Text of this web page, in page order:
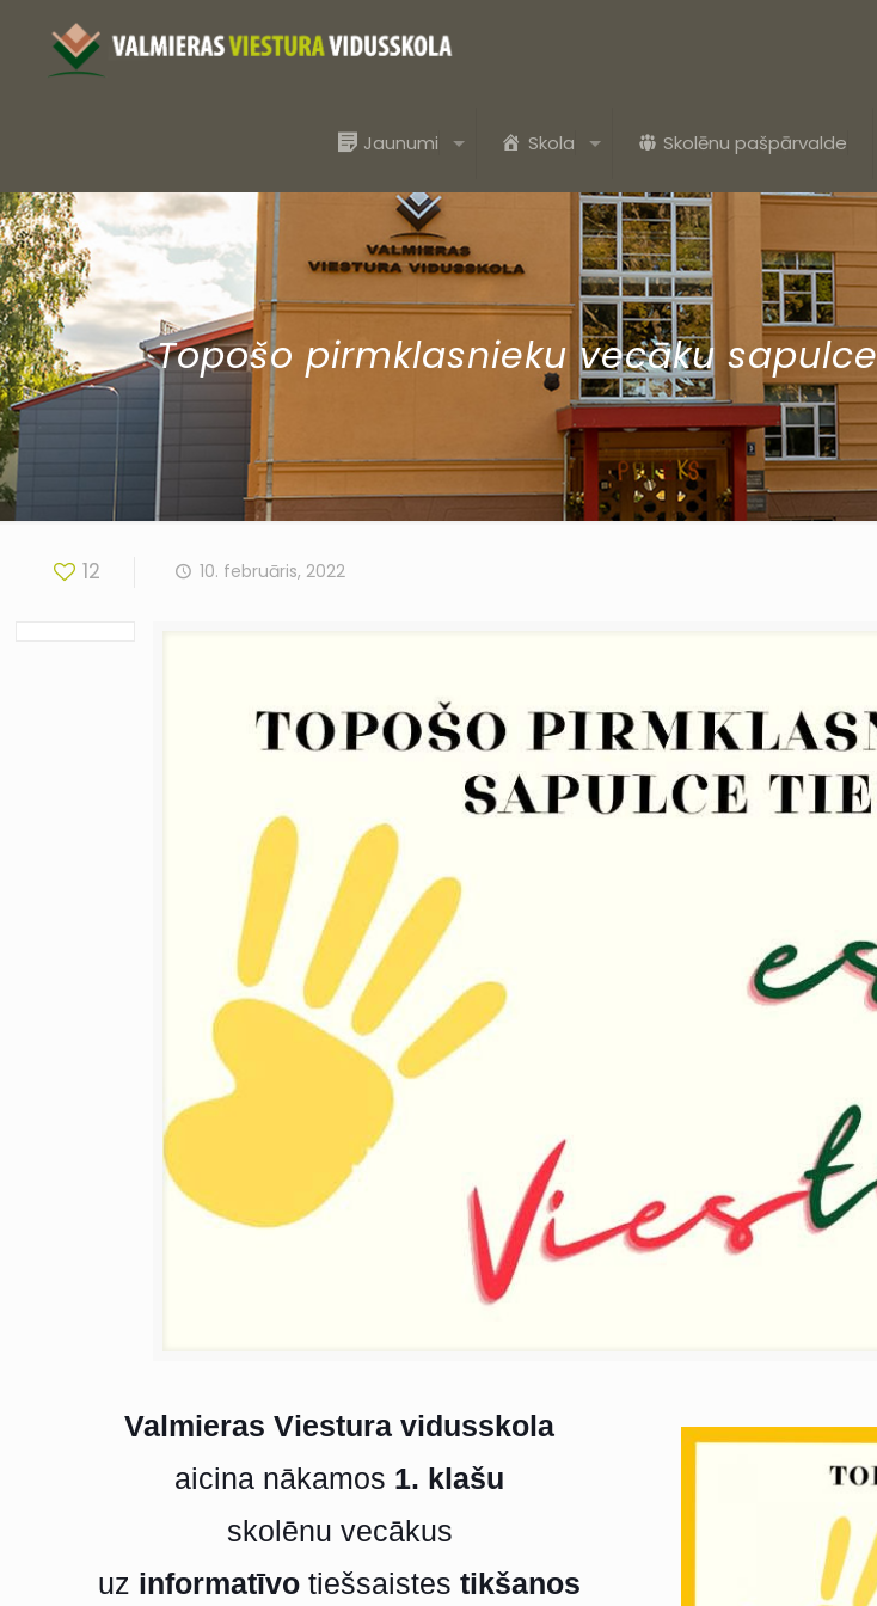
Jaunumi Skola Skolēnu pašpārvalde
Topošo pirmklasnieku vecāku sapulce
12 10. februāris, 2022
Valmieras Viestura vidusskola
aicina nākamos 1. klašu
skolēnu vecākus
uz informatīvo tiešsaistes tikšanos